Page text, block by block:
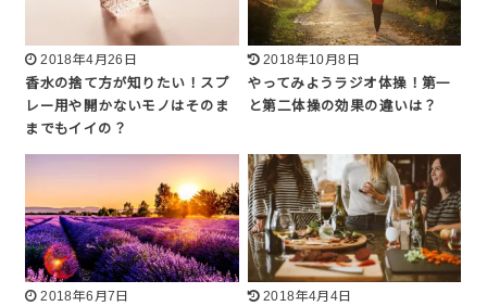
2018年4月26日
香水の捨て方が知りたい！スプ
レー用や開かないモノはそのま
までもイイの？
2018年10月8日
やってみようラジオ体操！第一
と第二体操の効果の違いは？
2018年6月7日
2018年4月4日